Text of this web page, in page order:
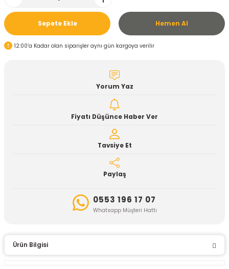
Sepete Ekle Hemen Al
12:00’a Kadar olan siparişler aynı gün kargoya verilir
Yorum Yaz
Fiyatı Düşünce Haber Ver
Tavsiye Et
Paylaş
0553 196 17 07
Whatsapp Müşteri Hattı
Ürün Bilgisi